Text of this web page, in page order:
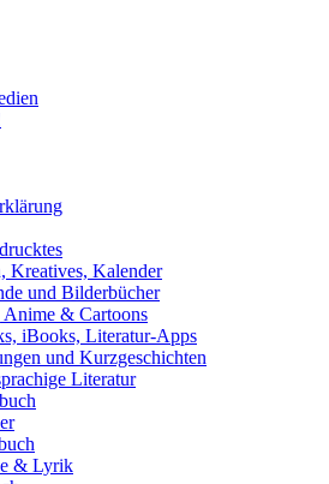
Kreatives, Kalender
und Bilderbücher
Anime & Cartoons
iBooks, Literatur-Apps
und Kurzgeschichten
Literatur
& Lyrik